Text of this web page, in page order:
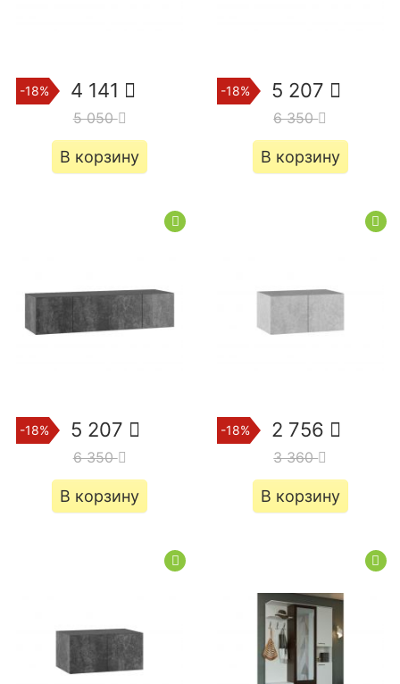
-18% 4 141
5 050
В корзину
-18% 5 207
6 350
В корзину
-18% 5 207
6 350
В корзину
-18% 2 756
3 360
В корзину